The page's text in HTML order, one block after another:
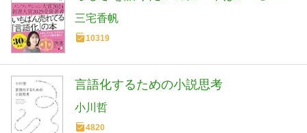
かでてこない (ディスカヴァー携書)
三宅香帆
10319
言語化するための小説思考
小川哲
4820